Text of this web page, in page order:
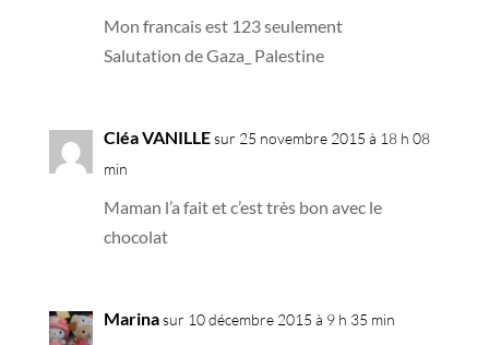
Mon francais est 123 seulement
Salutation de Gaza_ Palestine
Cléa VANILLEsur 25 novembre 2015 à 18 h 08
min
Maman l’a fait et c’est très bon avec le
chocolat
Marinasur 10 décembre 2015 à 9 h 35 min